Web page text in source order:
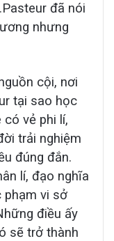
đã nói
nhưng
cội, nơi
tại sao học
có vẻ phi lí,
trải nghiệm
đúng đắn.
lí, đạo nghĩa
phạm vi sở
điều ấy
sẽ trở thành